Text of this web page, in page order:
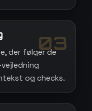
03
der følger de
og checks.